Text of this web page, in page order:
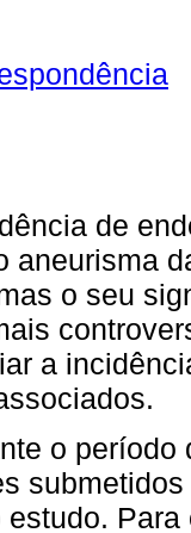
de
aneurisma
o seu
a
o período